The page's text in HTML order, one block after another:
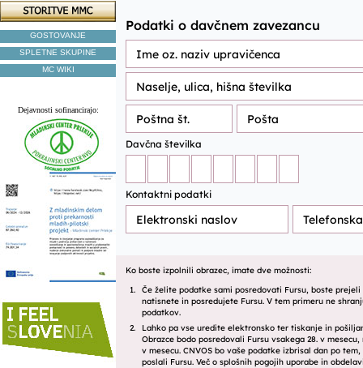
GOSTOVANJE
SPLETNE SKUPINE
MC WIKI
Dejavnosti sofinancirajo: